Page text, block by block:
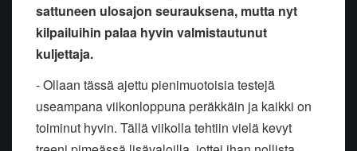
sattuneen ulosajon seurauksena, mutta nyt
kilpailuihin palaa hyvin valmistautunut
kuljettaja.
- Ollaan tässä ajettu pienimuotoisia testejä
useampana viikonloppuna peräkkäin ja kaikki on
toiminut hyvin. Tällä viikolla tehtiin vielä kevyt